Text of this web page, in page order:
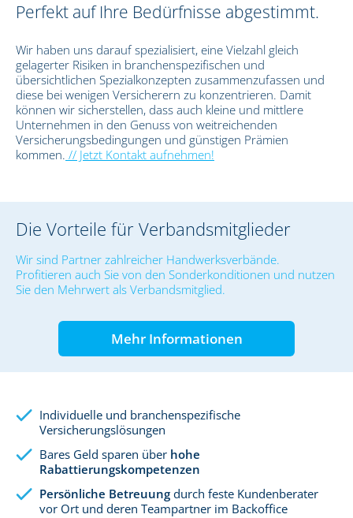
Perfekt auf Ihre Bedürfnisse abgestimmt.
Wir haben uns darauf spezialisiert, eine Vielzahl gleich
gelagerter Risiken in branchenspezifischen und
übersichtlichen Spezialkonzepten zusammenzufassen und
diese bei wenigen Versicherern zu konzentrieren. Damit
können wir sicherstellen, dass auch kleine und mittlere
Unternehmen in den Genuss von weitreichenden
Versicherungsbedingungen und günstigen Prämien
kommen. // Jetzt Kontakt aufnehmen!
Die Vorteile für Verbandsmitglieder
Wir sind Partner zahlreicher Handwerksverbände.
Profitieren auch Sie von den Sonderkonditionen und nutzen
Sie den Mehrwert als Verbandsmitglied.
Mehr Informationen
Individuelle und branchenspezifische
Versicherungslösungen
Bares Geld sparen über hohe
Rabattierungskompetenzen
Persönliche Betreuung durch feste Kundenberater
vor Ort und deren Teampartner im Backoffice